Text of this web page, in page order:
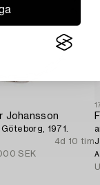
Johansson
1971.
4d 10 tim
SEK